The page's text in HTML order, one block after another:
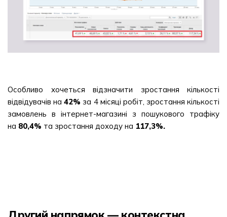
Особливо хочеться відзначити зростання кількості
відвідувачів на42% за 4 місяці робіт, зростання кількості
замовлень в інтернет-магазині з пошукового трафіку
на 80,4% та зростання доходу на 117,3%.